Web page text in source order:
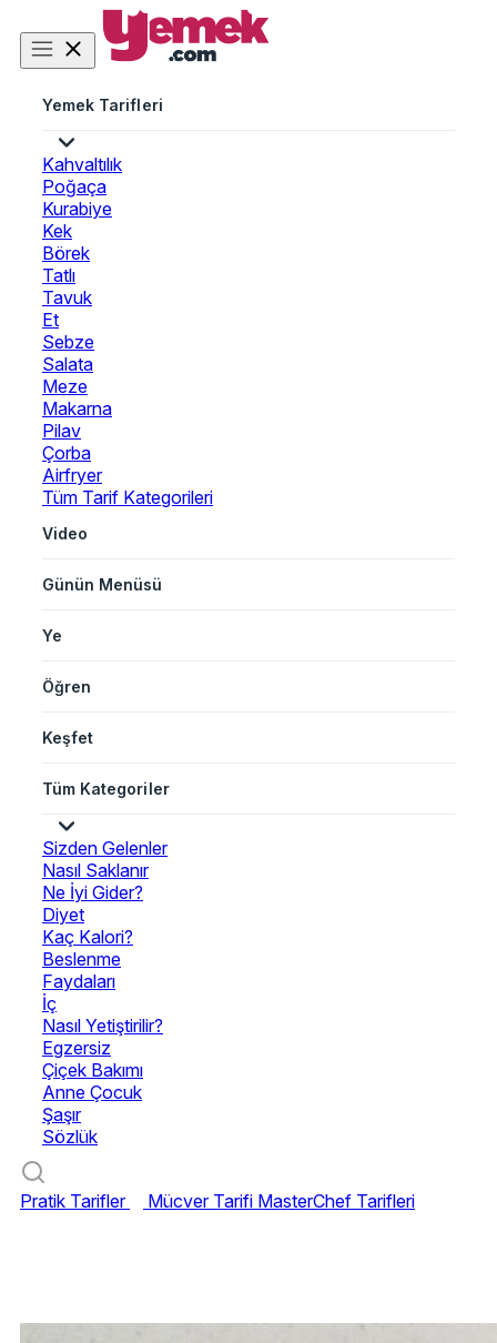
Yemek Tarifleri
Kahvaltılık
Poğaça
Kurabiye
Kek
Börek
Tatlı
Tavuk
Et
Sebze
Salata
Meze
Makarna
Pilav
Çorba
Airfryer
Tüm Tarif Kategorileri
Video
Günün Menüsü
Ye
Öğren
Keşfet
Tüm Kategoriler
Sizden Gelenler
Nasıl Saklanır
Ne İyi Gider?
Diyet
Kaç Kalori?
Beslenme
Faydaları
İç
Nasıl Yetiştirilir?
Egzersiz
Çiçek Bakımı
Anne Çocuk
Şaşır
Sözlük
Pratik Tarifler Mücver Tarifi MasterChef Tarifleri